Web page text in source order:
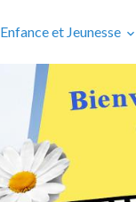
Enfance et Jeunesse